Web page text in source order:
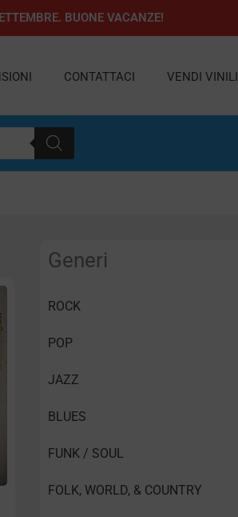
BUONE VACANZE!
CONTATTACI VENDI VINILI
Generi
ROCK
POP
JAZZ
BLUES
FUNK / SOUL
FOLK, WORLD, & COUNTRY